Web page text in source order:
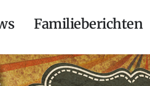
Familieberichten